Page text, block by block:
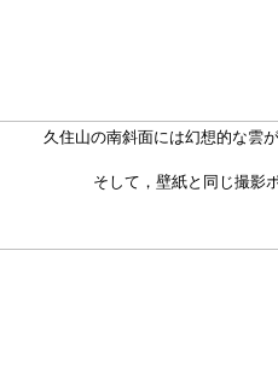
久住山の南斜面には幻想的な雲
そして，壁紙と同じ撮影